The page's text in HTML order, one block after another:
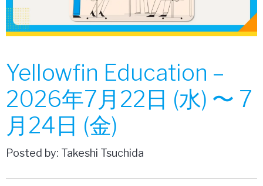
Yellowfin Education –
2026年7月22日 (水) 〜 7
月24日 (金)
Posted by: Takeshi Tsuchida